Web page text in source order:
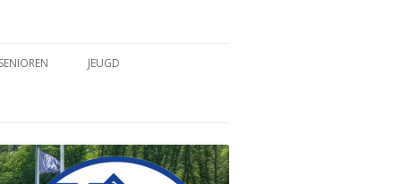
SENIOREN
TRAININGSTIJDEN
JEUGD
TRAININGSTIJDEN